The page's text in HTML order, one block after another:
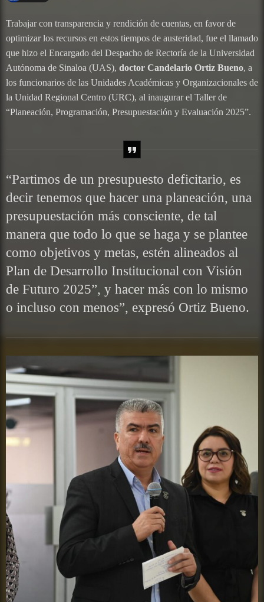
Trabajar con transparencia y rendición de cuentas, en favor de
optimizar los recursos en estos tiempos de austeridad, fue el llamado
que hizo el Encargado del Despacho de Rectoría de la Universidad
Autónoma de Sinaloa (UAS), doctor Candelario Ortiz Bueno, a
los funcionarios de las Unidades Académicas y Organizacionales de
la Unidad Regional Centro (URC), al inaugurar el Taller de
“Planeación, Programación, Presupuestación y Evaluación 2025”.
“Partimos de un presupuesto deficitario, es
decir tenemos que hacer una planeación, una
presupuestación más consciente, de tal
manera que todo lo que se haga y se plantee
como objetivos y metas, estén alineados al
Plan de Desarrollo Institucional con Visión
de Futuro 2025”, y hacer más con lo mismo
o incluso con menos”, expresó Ortiz Bueno.